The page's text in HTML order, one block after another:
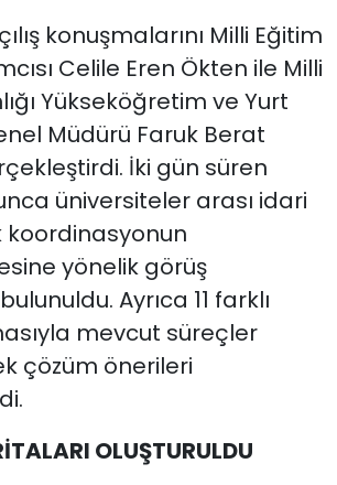
konuşmalarını Milli Eğitim
Celile Eren Ökten ile Milli
Yükseköğretim ve Yurt
Müdürü Faruk Berat
İki gün süren
üniversiteler arası idari
yönelik görüş
Ayrıca 11 farklı
mevcut süreçler
çözüm önerileri
OLUŞTURULDU